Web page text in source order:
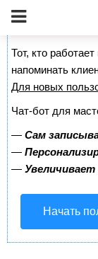
Сервис
Тот, кто
напоминать
Для новых
Чат-бот для
— Сам
—
—
Начать